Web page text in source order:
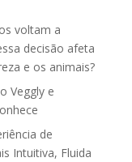
voltam a
decisão afeta
e os animais?
Veggly e
de
Intuitiva, Fluida